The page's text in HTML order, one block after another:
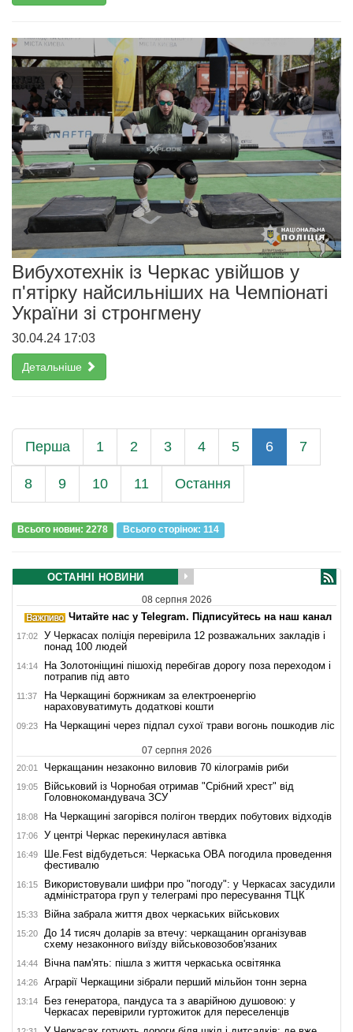
Вибухотехнік із Черкас увійшов у
п'ятірку найсильніших на Чемпіонаті
України зі стронгмену
30.04.24 17:03
Детальніше
Перша 1 2 3 4 5 6 7
8 9 10 11 Остання
Всього новин: 2278 Всього сторiнок: 114
ОСТАННІ НОВИНИ
08 серпня 2026
Читайте нас у Telegram. Підписуйтесь на наш канал
17:02
У Черкасах поліція перевірила 12 розважальних закладів і
понад 100 людей
14:14
На Золотоніщині пішохід перебігав дорогу поза переходом і
потрапив під авто
11:37
На Черкащині боржникам за електроенергію
нараховуватимуть додаткові кошти
09:23 На Черкащині через підпал сухої трави вогонь пошкодив ліс
07 серпня 2026
20:01 Черкащанин незаконно виловив 70 кілограмів риби
19:05
Військовий із Чорнобая отримав "Срібний хрест" від
Головнокомандувача ЗСУ
18:08 На Черкащині загорівся полігон твердих побутових відходів
17:06 У центрі Черкас перекинулася автівка
16:49
Ше.Fest відбудеться: Черкаська ОВА погодила проведення
фестивалю
16:15
Використовували шифри про "погоду": у Черкасах засудили
адміністратора груп у телеграмі про пересування ТЦК
15:33 Війна забрала життя двох черкаських військових
15:20
До 14 тисяч доларів за втечу: черкащанин організував
схему незаконного виїзду військовозобов'язаних
14:44 Вічна пам'ять: пішла з життя черкаська освітянка
14:26 Аграрії Черкащини зібрали перший мільйон тонн зерна
13:14
Без генератора, пандуса та з аварійною душовою: у
Черкасах перевірили гуртожиток для переселенців